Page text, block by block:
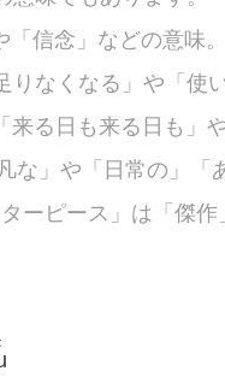
信念」などの意味。
りなくなる」や「使
来る日も来る日も」
な」や「日常の」
ーピース」は「傑作